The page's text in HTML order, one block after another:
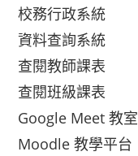
校務行政系統
資料查詢系統
查閱教師課表
查閱班級課表
Google Meet 教室
Moodle 教學平台